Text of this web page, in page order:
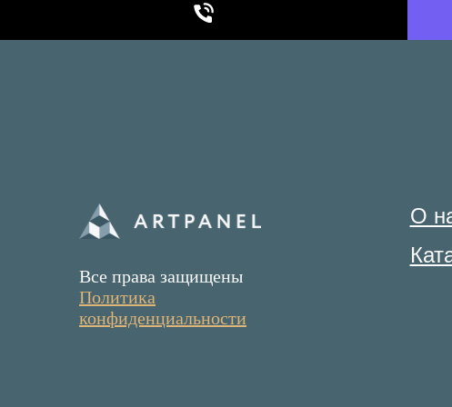
Все права защищены
Политика
конфиденциальности
О